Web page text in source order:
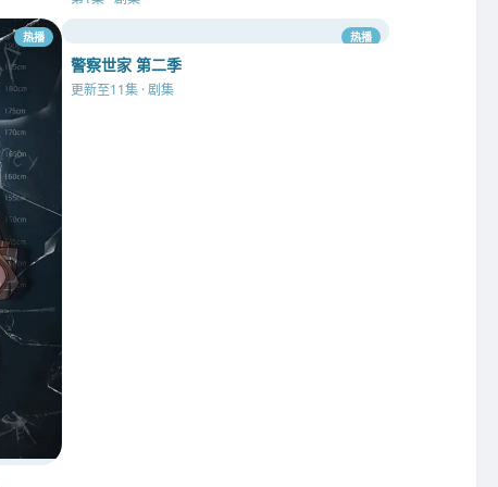
热播 热播
警察世家 第二季
更新至11集 · 剧集